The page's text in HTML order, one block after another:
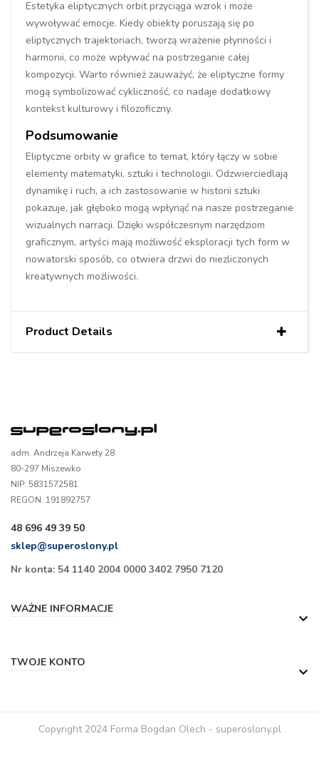
Estetyka eliptycznych orbit przyciąga wzrok i może
wywoływać emocje. Kiedy obiekty poruszają się po
eliptycznych trajektoriach, tworzą wrażenie płynności i
harmonii, co może wpływać na postrzeganie całej
kompozycji. Warto również zauważyć, że eliptyczne formy
mogą symbolizować cykliczność, co nadaje dodatkowy
kontekst kulturowy i filozoficzny.
Podsumowanie
Eliptyczne orbity w grafice to temat, który łączy w sobie
elementy matematyki, sztuki i technologii. Odzwierciedlają
dynamikę i ruch, a ich zastosowanie w historii sztuki
pokazuje, jak głęboko mogą wpłynąć na nasze postrzeganie
wizualnych narracji. Dzięki współczesnym narzędziom
graficznym, artyści mają możliwość eksploracji tych form w
nowatorski sposób, co otwiera drzwi do niezliczonych
kreatywnych możliwości.
Product Details
adm. Andrzeja Karwety 28
80-297 Miszewko
NIP: 5831572581
REGON: 191892757
48 696 49 39 50
sklep@superoslony.pl
Nr konta: 54 1140 2004 0000 3402 7950 7120
WAŻNE INFORMACJE

TWOJE KONTO

Copyright 2024 Forma Bogdan Olech - superoslony.pl